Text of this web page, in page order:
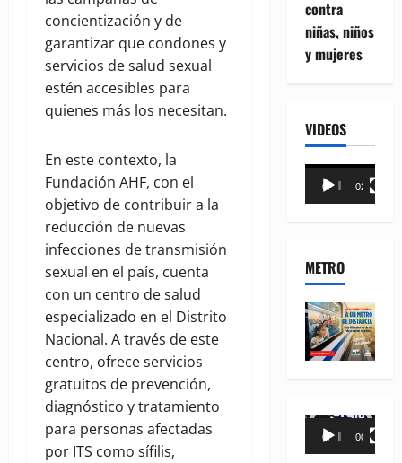
concientización y de
garantizar que condones y
servicios de salud sexual
estén accesibles para
quienes más los necesitan.
En este contexto, la
Fundación AHF, con el
objetivo de contribuir a la
reducción de nuevas
infecciones de transmisión
sexual en el país, cuenta
con un centro de salud
especializado en el Distrito
Nacional. A través de este
centro, ofrece servicios
gratuitos de prevención,
diagnóstico y tratamiento
para personas afectadas
por ITS como sífilis,
contra
niñas, niños
y mujeres
VIDEOS
Reproductor
00:00 02:18
METRO
Reproductor
00:00 00:35